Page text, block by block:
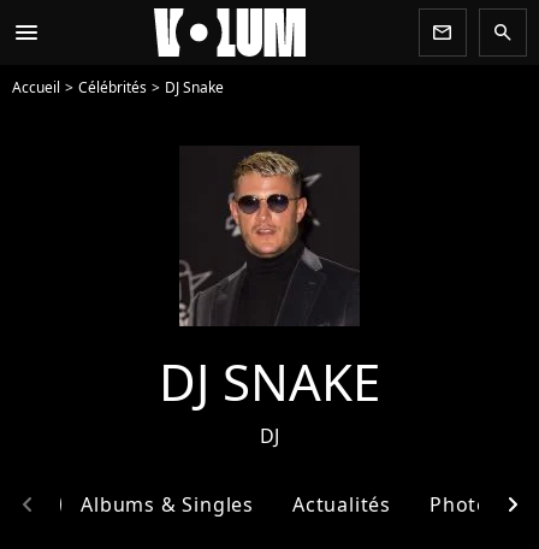
menu newsletter search
Accueil Célébrités DJ Snake
DJ SNAKE
DJ
Albums & Singles Actualités Photos
chevron_left chevron_right